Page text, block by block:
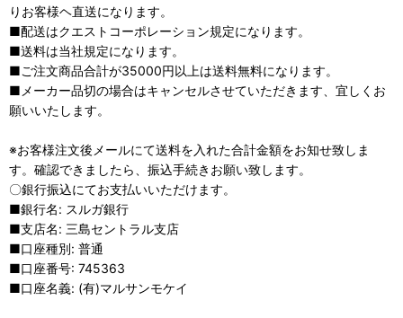
りお客様ヘ直送になります。
■配送はクエストコーポレーション規定になります。
■送料は当社規定になります。
■ご注文商品合計が35000円以上は送料無料になります。
■メーカー品切の場合はキャンセルさせていただきます、宜しくお
願いいたします。
※お客様注文後メールにて送料を入れた合計金額をお知せ致しま
す。確認できましたら、振込手続きお願い致します。
〇銀行振込にてお支払いいただけます。
■銀行名: スルガ銀行
■支店名: 三島セントラル支店
■口座種別: 普通
■口座番号: 745363
■口座名義: (有)マルサンモケイ